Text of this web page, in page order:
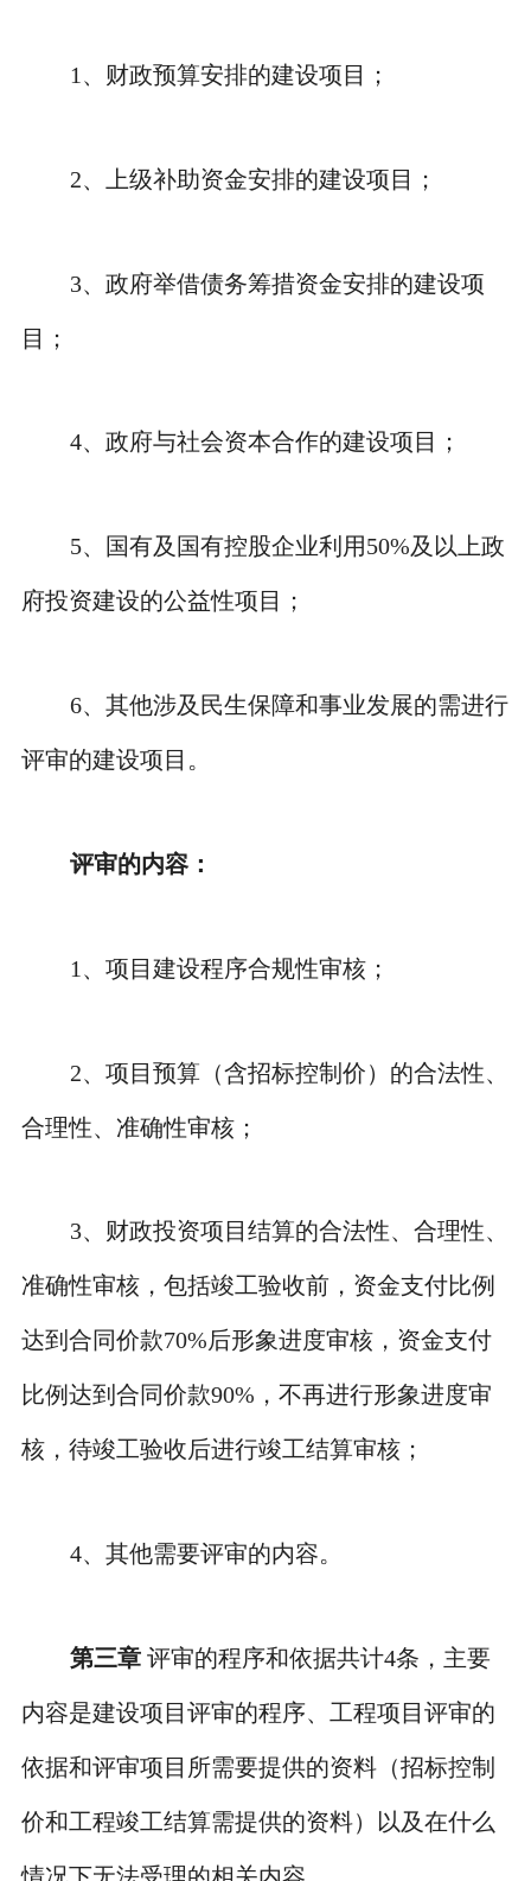
1 、 财政预算安排的建设项目；
2、 上级补助资金安排的建设项目；
3、 政府举借债务筹措资金安排的建设项
目；
4、 政府与社会资本合作的建设项目；
5、 国有及国有控股企业利用50%及以上政
府投资建设的公益性项目；
6、 其他涉及民生保障和事业发展的需进行
评审的建设项目。
评审的内容：
1 、 项目建设程序合规性审核；
2、 项目预算（含招标控制价）的合法性、
合理性、准确性审核；
3、 财政投资项目结算的合法性、合理性、
准确性审核，包括竣工验收前，资金支付比例
达到合同价款70%后形象进度审核，资金支付
比例达到合同价款90% ，不再进行形象进度审
核，待竣工验收后进行竣工结算审核；
4、 其他需要评审的内容。
第三章 评审的程序和依据共计4条，主要
内容是建设项目评审的程序、工程项目评审的
依据和评审项目所需要提供的资料（招标控制
价和工程竣工结算需提供的资料）以及在什么